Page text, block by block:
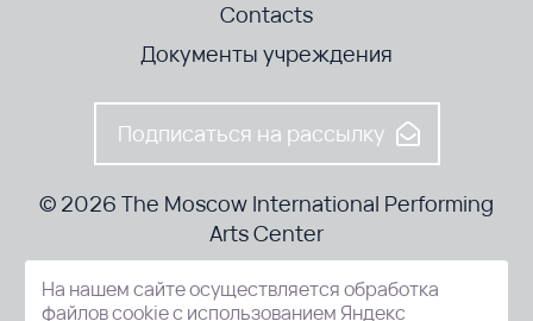
Contacts
Документы учреждения
Подписаться на рассылку
© 2026 The Moscow International Performing
Arts Center
52-8, Kosmodamianskaya nab., Moscow, 115054, Russia
На нашем сайте осуществляется обработка
файлов cookie с использованием Яндекс